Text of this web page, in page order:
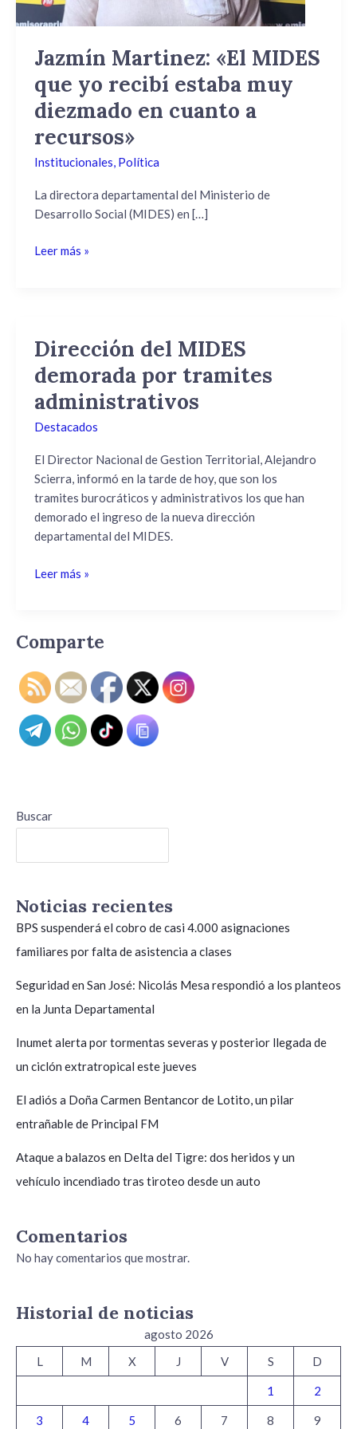
Jazmín Martinez: «El MIDES
que yo recibí estaba muy
diezmado en cuanto a
recursos»
Institucionales, Política
La directora departamental del Ministerio de
Desarrollo Social (MIDES) en […]
estaba
muy
en
cuanto
recursos»
Leer más »
Dirección del MIDES
demorada por tramites
administrativos
Destacados
El Director Nacional de Gestion Territorial, Alejandro
Scierra, informó en la tarde de hoy, que son los
tramites burocráticos y administrativos los que han
demorado el ingreso de la nueva dirección
departamental del MIDES.
Dirección
del
MIDES
demorada
por
administrativos
Leer más »
Comparte
Buscar
Noticias recientes
BPS suspenderá el cobro de casi 4.000 asignaciones
familiares por falta de asistencia a clases
Seguridad en San José: Nicolás Mesa respondió a los planteos
en la Junta Departamental
Inumet alerta por tormentas severas y posterior llegada de
un ciclón extratropical este jueves
El adiós a Doña Carmen Bentancor de Lotito, un pilar
entrañable de Principal FM
Ataque a balazos en Delta del Tigre: dos heridos y un
vehículo incendiado tras tiroteo desde un auto
Comentarios
No hay comentarios que mostrar.
Historial de noticias
agosto 2026
L
M X J V S D
1 2
3 4 5 6 7 8 9